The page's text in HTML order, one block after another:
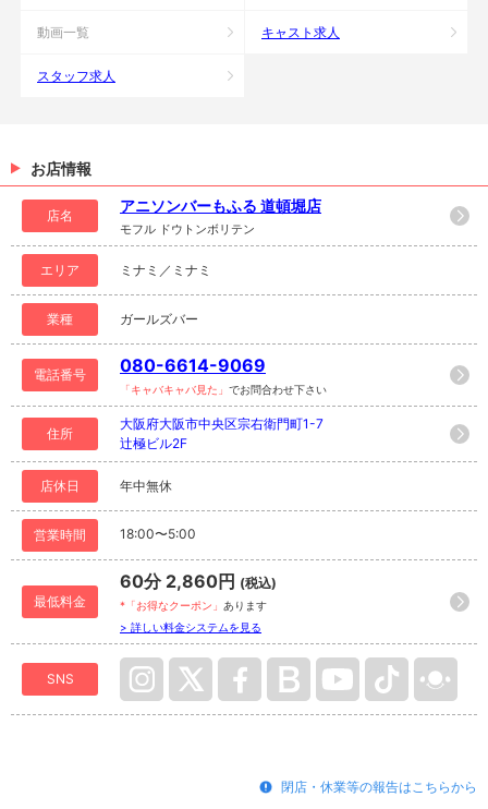
動画一覧 キャスト求人
スタッフ求人
お店情報
店名
アニソンバーもふる 道頓堀店
モフル ドウトンボリテン
エリア ミナミ／ミナミ
業種 ガールズバー
電話番号 080-6614-9069
「キャバキャバ見た」 でお問合わせ下さい
住所
大阪府大阪市中央区宗右衛門町1-7
辻極ビル2F
店休日 年中無休
営業時間 18:00〜5:00
最低料金
60分 2,860円 (税込)
*「お得なクーポン」 あります
> 詳しい料金システムを見る
SNS
閉店・休業等の報告はこちらから